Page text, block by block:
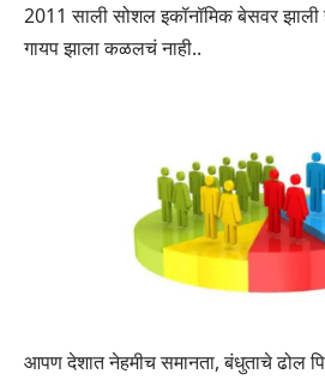
2011 साली सोशल इकॉनॉमिक बेसवर झाली
गायप झाला कळलचं नाही..
आपण देशात नेहमीच समानता, बंधुताचे ढोल